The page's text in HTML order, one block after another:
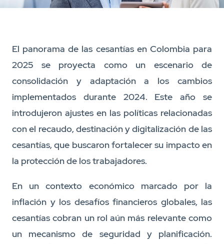
El panorama de las cesantías en Colombia para
2025 se proyecta como un escenario de
consolidación y adaptación a los cambios
implementados durante 2024. Este año se
introdujeron ajustes en las políticas relacionadas
con el recaudo, destinación y digitalización de las
cesantías, que buscaron fortalecer su impacto en
la protección de los trabajadores.
En un contexto económico marcado por la
inflación y los desafíos financieros globales, las
cesantías cobran un rol aún más relevante como
un mecanismo de seguridad y planificación.